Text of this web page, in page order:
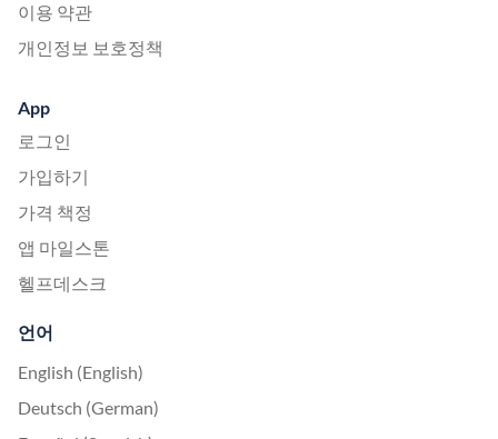
이용 약관
개인정보 보호정책
App
로그인
가입하기
가격 책정
앱 마일스톤
헬프데스크
언어
English (English)
Deutsch (German)